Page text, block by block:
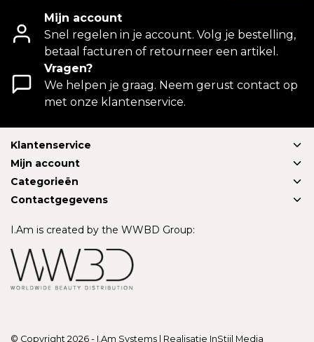
Mijn account
Snel regelen in je account. Volg je bestelling,
betaal facturen of retourneer een artikel.
Vragen?
We helpen je graag. Neem gerust contact op
met onze klantenservice.
Klantenservice
Mijn account
Categorieën
Contactgegevens
I.Am is created by the WWBD Group:
© Copyright 2026 - I.Am Systems | Realisatie InStijl Media